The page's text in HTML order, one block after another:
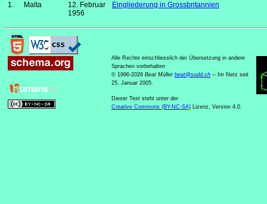
1. Malta
12. Februar
1956
Eingliederung in Grossbritannien
Alle Rechte einschliesslich der Übersetzung in andere
Sprachen vorbehalten
© 1996-2026 Beat Müller beat@sudd.ch -- Im Netz seit
25. Januar 2005.
Dieser Text steht unter der
Creative Commons (BY-NC-SA) Lizenz, Version 4.0.